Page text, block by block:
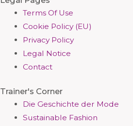
Terms Of Use
Cookie Policy (EU)
Privacy Policy
Legal Notice
Contact
Trainer's Corner
Die Geschichte der Mode
Sustainable Fashion